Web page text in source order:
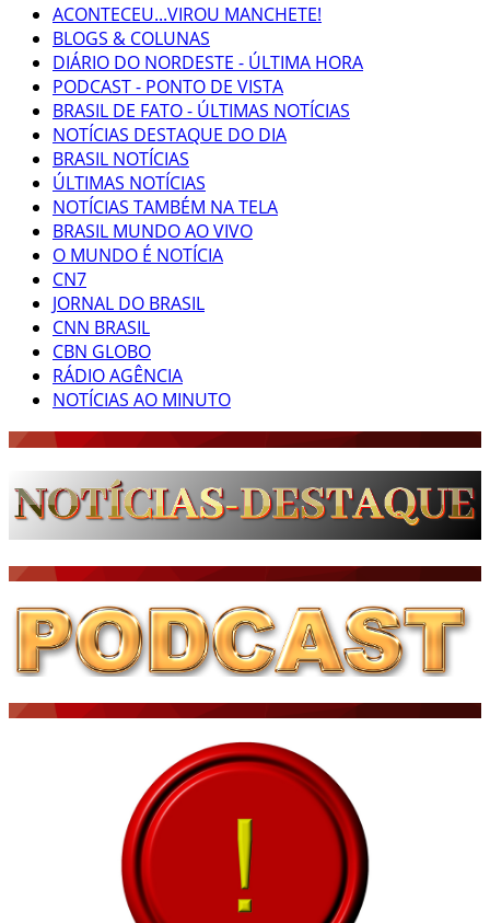
ACONTECEU...VIROU MANCHETE!
BLOGS & COLUNAS
DIÁRIO DO NORDESTE - ÚLTIMA HORA
PODCAST - PONTO DE VISTA
BRASIL DE FATO - ÚLTIMAS NOTÍCIAS
NOTÍCIAS DESTAQUE DO DIA
BRASIL NOTÍCIAS
ÚLTIMAS NOTÍCIAS
NOTÍCIAS TAMBÉM NA TELA
BRASIL MUNDO AO VIVO
O MUNDO É NOTÍCIA
CN7
JORNAL DO BRASIL
CNN BRASIL
CBN GLOBO
RÁDIO AGÊNCIA
NOTÍCIAS AO MINUTO